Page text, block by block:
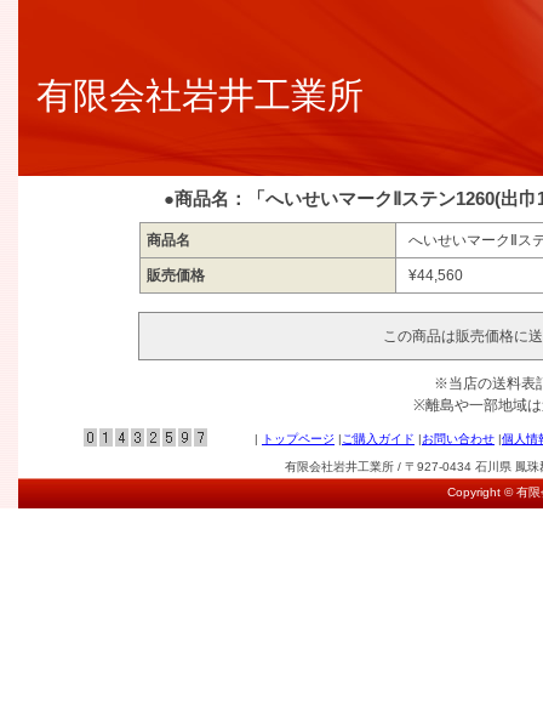
有限会社岩井工業所
●商品名：「へいせいマークⅡステン1260(出
商品名 へいせいマークⅡス
販売価格 ¥44,560
この商品は販売価格に
※当店の送料表
※離島や一部地域
| トップページ | ご購入ガイド |お問い合わせ |個人情
有限会社岩井工業所 / 〒927-0434 石川県 鳳
Copyright © 有限